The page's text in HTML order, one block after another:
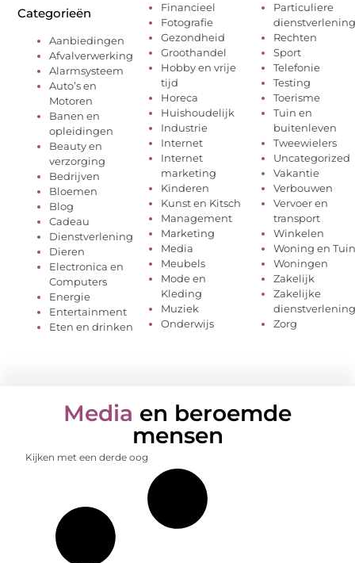
Categorieën
Aanbiedingen
Afvalverwerking
Alarmsysteem
Auto’s en
Motoren
Banen en
opleidingen
Beauty en
verzorging
Bedrijven
Bloemen
Blog
Cadeau
Dienstverlening
Dieren
Electronica en
Computers
Energie
Entertainment
Eten en drinken
Financieel
Fotografie
Gezondheid
Groothandel
Hobby en vrije
tijd
Horeca
Huishoudelijk
Industrie
Internet
Internet
marketing
Kinderen
Kunst en Kitsch
Management
Marketing
Media
Meubels
Mode en
Kleding
Muziek
Onderwijs
Particuliere
dienstverlening
Rechten
Sport
Telefonie
Testing
Toerisme
Tuin en
buitenleven
Tweewielers
Uncategorized
Vakantie
Verbouwen
Vervoer en
transport
Winkelen
Woning en Tuin
Woningen
Zakelijk
Zakelijke
dienstverlening
Zorg
Media en beroemde
mensen
Kijken met een derde oog